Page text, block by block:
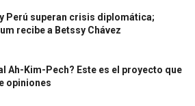
Perú superan crisis diplomática;
recibe a Betssy Chávez
Ah-Kim-Pech? Este es el proyecto que
opiniones